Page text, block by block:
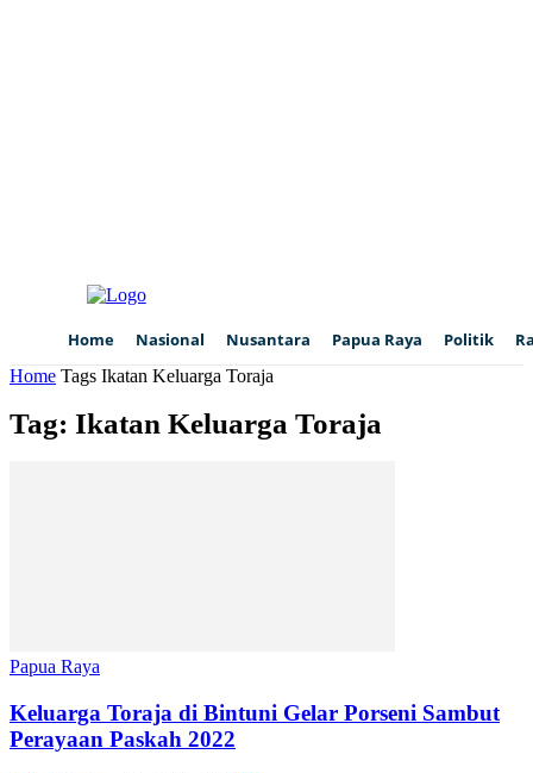
Home Nasional Nusantara Papua Raya Politik
Home Tags Ikatan Keluarga Toraja
Tag: Ikatan Keluarga Toraja
Papua Raya
Keluarga Toraja di Bintuni Gelar Porseni Sambut
Perayaan Paskah 2022